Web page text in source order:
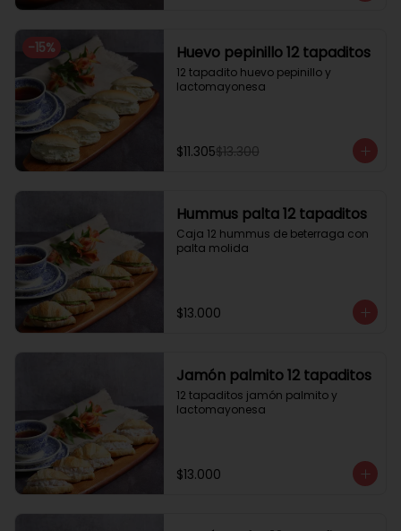
-15% Huevo pepinillo 12 tapaditos
12 tapadito huevo pepinillo y
lactomayonesa
$11.305$13.300
Hummus palta 12 tapaditos
Caja 12 hummus de beterraga con
palta molida
$13.000
Jamón palmito 12 tapaditos
12 tapaditos jamón palmito y
lactomayonesa
$13.000